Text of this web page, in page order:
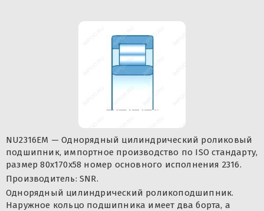
NU2316EM — Однорядный цилиндрический роликовый
подшипник, импортное производство по ISO стандарту,
размер 80x170x58 номер основного исполнения 2316.
Производитель: SNR.
Однорядный цилиндрический роликоподшипник.
Наружное кольцо подшипника имеет два борта, а